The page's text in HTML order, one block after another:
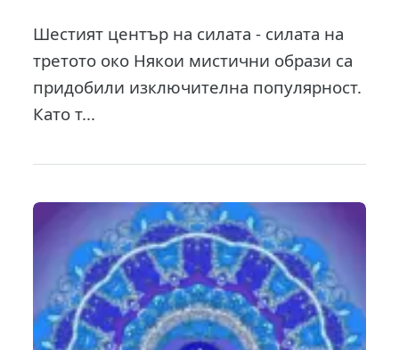
Шестият център на силата - силата на
третото око Някои мистични образи са
придобили изключителна популярност.
Като т...